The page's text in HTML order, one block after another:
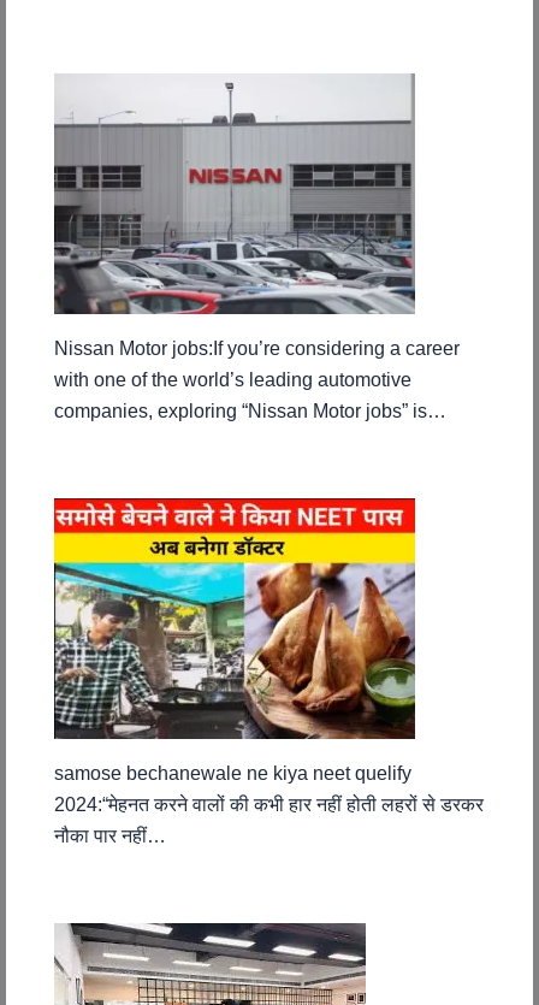
Nissan Motor jobs:If you’re considering a career
with one of the world’s leading automotive
companies, exploring “Nissan Motor jobs” is…
samose bechanewale ne kiya neet quelify
2024:“मेहनत करने वालों की कभी हार नहीं होती लहरों से डरकर
नौका पार नहीं…